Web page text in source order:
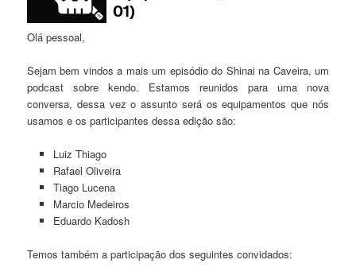
Olá pessoal,
Sejam bem vindos a mais um episódio do Shinai na Caveira, um
podcast sobre kendo. Estamos reunidos para uma nova
conversa, dessa vez o assunto será os equipamentos que nós
usamos e os participantes dessa edição são:
Luiz Thiago
Rafael Oliveira
Tiago Lucena
Marcio Medeiros
Eduardo Kadosh
Temos também a participação dos seguintes convidados: